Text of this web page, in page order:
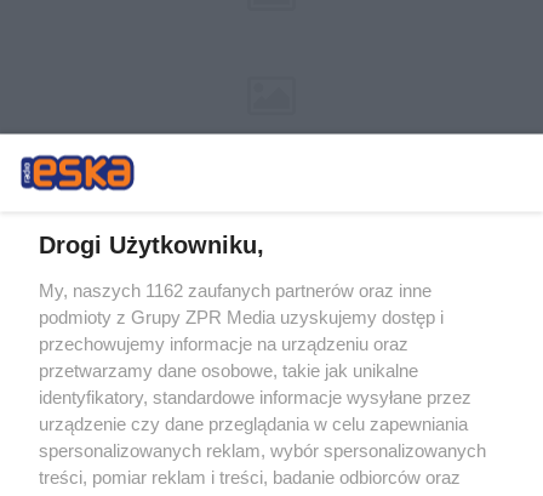
Żaden utwór zamieszczony w serwisie nie może być powielany i
rozpowszechniany lub dalej rozpowszechniany w jakikolwiek sposób (w
tym także elektroniczny lub mechaniczny) na jakimkolwiek polu
eksploatacji w jakiejkolwiek formie, włącznie z umieszczaniem w
Internecie bez pisemnej zgody właściciela praw. Jakiekolwiek użycie lub
wykorzystanie utworów w całości lub w części z naruszeniem prawa,
tzn. bez właściwej zgody, jest zabronione pod groźbą kary i może być
ścigane prawnie.
Drogi Użytkowniku,
My, naszych 1162 zaufanych partnerów oraz inne
podmioty z Grupy ZPR Media uzyskujemy dostęp i
przechowujemy informacje na urządzeniu oraz
przetwarzamy dane osobowe, takie jak unikalne
identyfikatory, standardowe informacje wysyłane przez
urządzenie czy dane przeglądania w celu zapewniania
spersonalizowanych reklam, wybór spersonalizowanych
treści, pomiar reklam i treści, badanie odbiorców oraz